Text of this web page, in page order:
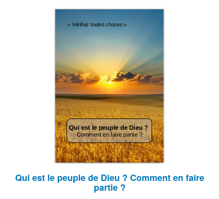
Qui est le peuple de Dieu ? Comment en faire
partie ?